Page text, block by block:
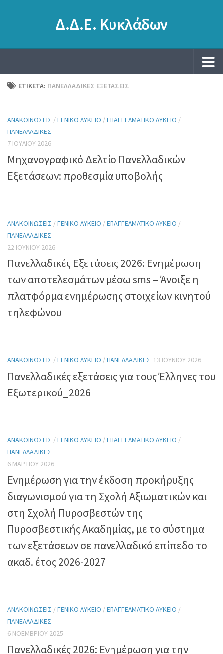
Δ.Δ.Ε. Κυκλάδων
ΕΤΙΚΈΤΑ: ΠΑΝΕΛΛΑΔΙΚΈΣ ΕΞΕΤΆΣΕΙΣ
ΑΝΑΚΟΙΝΏΣΕΙΣ /ΓΕΝΙΚΌ ΛΎΚΕΙΟ /ΕΠΑΓΓΕΛΜΑΤΙΚΌ ΛΎΚΕΙΟ /
ΠΑΝΕΛΛΑΔΙΚΈΣ
7 ΙΟΥΛΊΟΥ 2026
Μηχανογραφικό Δελτίο Πανελλαδικών
Εξετάσεων: προθεσμία υποβολής
ΑΝΑΚΟΙΝΏΣΕΙΣ /ΓΕΝΙΚΌ ΛΎΚΕΙΟ /ΕΠΑΓΓΕΛΜΑΤΙΚΌ ΛΎΚΕΙΟ /
ΠΑΝΕΛΛΑΔΙΚΈΣ
22 ΙΟΥΝΊΟΥ 2026
Πανελλαδικές Εξετάσεις 2026: Ενημέρωση
των αποτελεσμάτων μέσω sms – Άνοιξε η
πλατφόρμα ενημέρωσης στοιχείων κινητού
τηλεφώνου
ΑΝΑΚΟΙΝΏΣΕΙΣ /ΓΕΝΙΚΌ ΛΎΚΕΙΟ /ΠΑΝΕΛΛΑΔΙΚΈΣ 13 ΙΟΥΝΊΟΥ 2026
Πανελλαδικές εξετάσεις για τους Έλληνες του
Εξωτερικού_2026
ΑΝΑΚΟΙΝΏΣΕΙΣ /ΓΕΝΙΚΌ ΛΎΚΕΙΟ /ΕΠΑΓΓΕΛΜΑΤΙΚΌ ΛΎΚΕΙΟ /
ΠΑΝΕΛΛΑΔΙΚΈΣ
6 ΜΑΡΤΊΟΥ 2026
Ενημέρωση για την έκδοση προκήρυξης
διαγωνισμού για τη Σχολή Αξιωματικών και
στη Σχολή Πυροσβεστών της
Πυροσβεστικής Ακαδημίας, με το σύστημα
των εξετάσεων σε πανελλαδικό επίπεδο το
ακαδ. έτος 2026-2027
ΑΝΑΚΟΙΝΏΣΕΙΣ /ΓΕΝΙΚΌ ΛΎΚΕΙΟ /ΕΠΑΓΓΕΛΜΑΤΙΚΌ ΛΎΚΕΙΟ /
ΠΑΝΕΛΛΑΔΙΚΈΣ
6 ΝΟΕΜΒΡΊΟΥ 2025
Πανελλαδικές 2026: Ενημέρωση για την